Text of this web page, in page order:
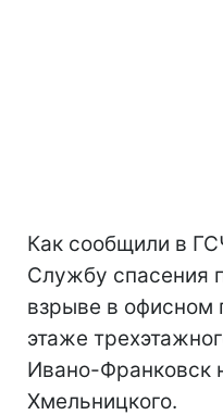
Как сообщили в
Службу спасения
взрыве в офисном
этаже
Ивано-Франковск
Хмельницкого.